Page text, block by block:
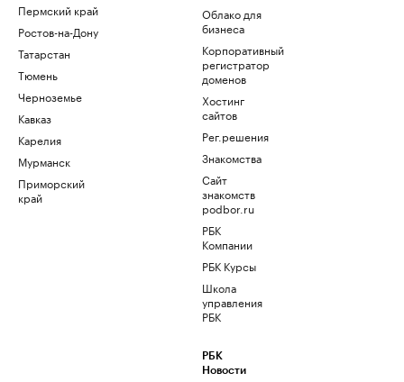
Пермский край
Ростов-на-Дону
Татарстан
Тюмень
Черноземье
Кавказ
Карелия
Мурманск
Приморский
край
Облако для
бизнеса
Корпоративный
регистратор
доменов
Хостинг
сайтов
Рег.решения
Знакомства
Сайт
знакомств
podbor.ru
РБК
Компании
РБК Курсы
Школа
управления
РБК
РБК
Новости